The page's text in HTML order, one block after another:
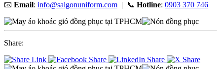
📧 Email: info@saigonuniform.com | 📞 Hotline: 0903 370 746
Share: